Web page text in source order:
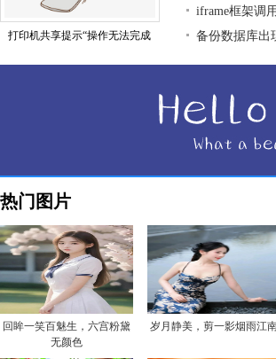
打印机共享提示“操作无法完成
iframe框架调
备份数据库出
热门图片
回眸一笑百魅生，六宫粉黛
无颜色
岁月静美，剪一影烟雨江